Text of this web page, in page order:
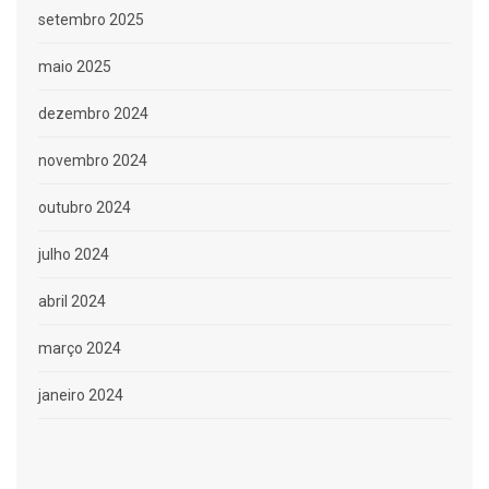
setembro 2025
maio 2025
dezembro 2024
novembro 2024
outubro 2024
julho 2024
abril 2024
março 2024
janeiro 2024